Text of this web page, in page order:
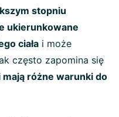
stopniu
ukierunkowane
ciała i może
często zapomina się
różne warunki do